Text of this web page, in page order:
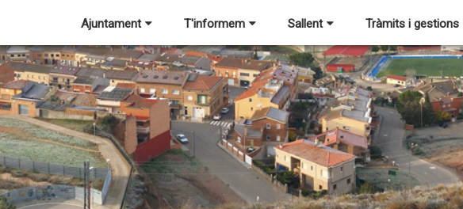
Ajuntament T'informem Sallent Tràmits i gestions